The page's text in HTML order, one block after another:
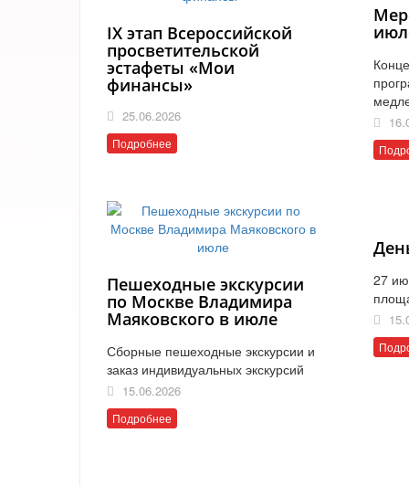
IX этап Всероссийской
просветительской
эстафеты «Мои
финансы»
25.06.2026
Подробнее
Пешеходные экскурсии
по Москве Владимира
Маяковского в июле
Сборные пешеходные экскурсии и
заказ индивидуальных экскурсий
15.06.2026
Подробнее
27